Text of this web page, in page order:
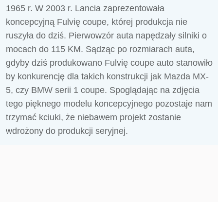
1965 r. W 2003 r. Lancia zaprezentowała
koncepcyjną Fulvię coupe, której produkcja nie
ruszyła do dziś. Pierwowzór auta napędzały silniki o
mocach do 115 KM. Sądząc po rozmiarach auta,
gdyby dziś produkowano Fulvię coupe auto stanowiło
by konkurencję dla takich konstrukcji jak Mazda MX-
5, czy BMW serii 1 coupe. Spoglądając na zdjęcia
tego pięknego modelu koncepcyjnego pozostaje nam
trzymać kciuki, że niebawem projekt zostanie
wdrożony do produkcji seryjnej.